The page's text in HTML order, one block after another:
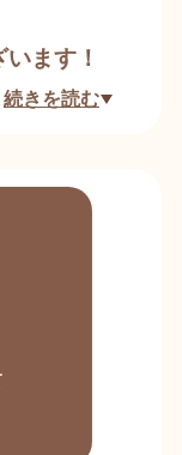
ます！
。
続きを読む